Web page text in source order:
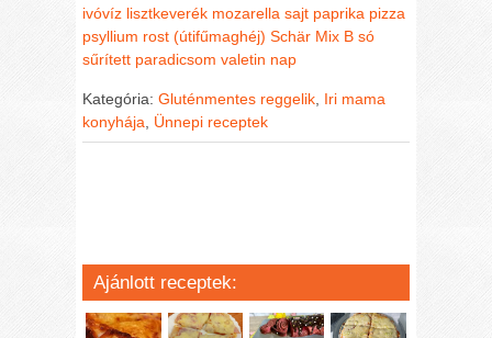
ivóvíz lisztkeverék mozarella sajt paprika pizza
psyllium rost (útifűmaghéj) Schär Mix B só
sűrített paradicsom valetin nap
Kategória:Gluténmentes reggelik Iri mama
konyhája
Ünnepi receptek
Ajánlott receptek: